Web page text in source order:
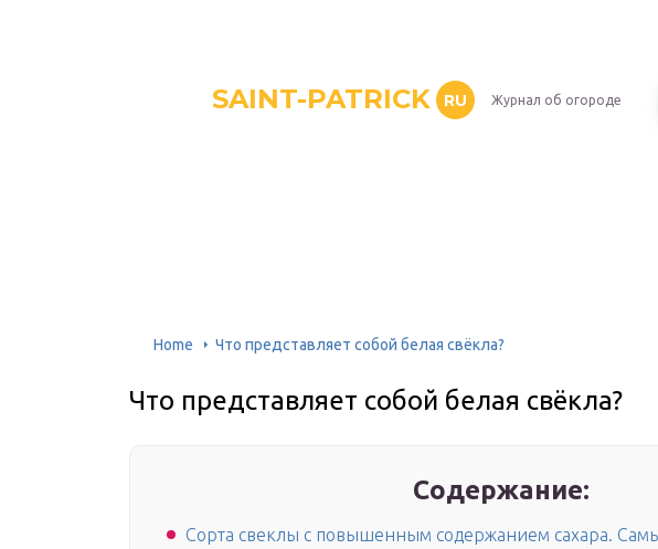
SAINT-PATRICK RU Журнал об огороде
Home Что представляет собой белая свёкла?
Что представляет собой белая свёкла?
Содержание:
Сорта свеклы с повышенным содержанием сахара.